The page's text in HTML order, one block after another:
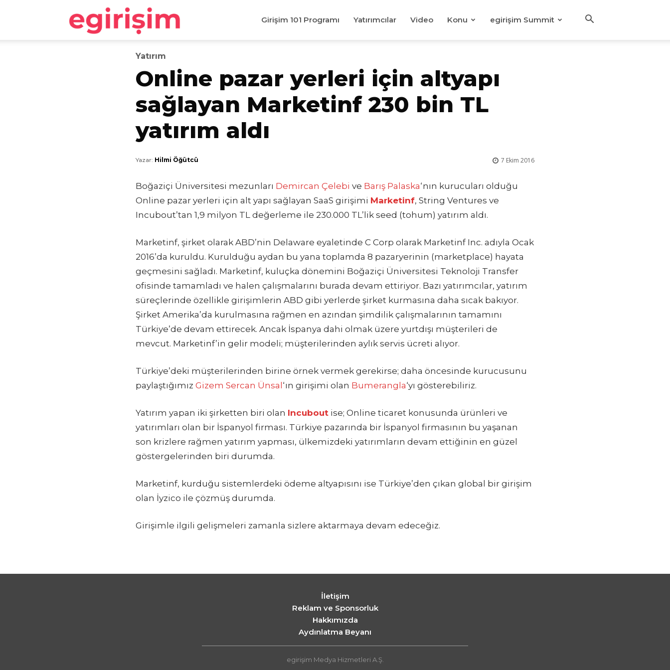
egirişim Girişim 101 Programı Yatırımcılar Video Konu egirişim Summit
Yatırım
Online pazar yerleri için altyapı
sağlayan Marketinf 230 bin TL
yatırım aldı
7 Ekim 2016
Yazar: Hilmi Öğütcü
Boğaziçi Üniversitesi mezunları Demircan Çelebi ve Barış Palaska‘nın kurucuları olduğu
Online pazar yerleri için alt yapı sağlayan SaaS girişimi Marketinf, String Ventures ve
Incubout’tan 1,9 milyon TL değerleme ile 230.000 TL’lik seed (tohum) yatırım aldı.
Marketinf, şirket olarak ABD’nin Delaware eyaletinde C Corp olarak Marketinf Inc. adıyla Ocak
2016’da kuruldu. Kurulduğu aydan bu yana toplamda 8 pazaryerinin (marketplace) hayata
geçmesini sağladı. Marketinf, kuluçka dönemini Boğaziçi Üniversitesi Teknoloji Transfer
ofisinde tamamladı ve halen çalışmalarını burada devam ettiriyor. Bazı yatırımcılar, yatırım
süreçlerinde özellikle girişimlerin ABD gibi yerlerde şirket kurmasına daha sıcak bakıyor.
Şirket Amerika’da kurulmasına rağmen en azından şimdilik çalışmalarının tamamını
Türkiye’de devam ettirecek. Ancak İspanya dahi olmak üzere yurtdışı müşterileri de
mevcut. Marketinf’in gelir modeli; müşterilerinden aylık servis ücreti alıyor.
Türkiye’deki müşterilerinden birine örnek vermek gerekirse; daha öncesinde kurucusunu
paylaştığımız Gizem Sercan Ünsal ‘ın girişimi olan Bumerangla‘yı gösterebiliriz.
Yatırım yapan iki şirketten biri olan Incubout ise; Online ticaret konusunda ürünleri ve
yatırımları olan bir İspanyol firması. Türkiye pazarında bir İspanyol firmasının bu yaşanan
son krizlere rağmen yatırım yapması, ülkemizdeki yatırımların devam ettiğinin en güzel
göstergelerinden biri durumda.
Marketinf, kurduğu sistemlerdeki ödeme altyapısını ise Türkiye’den çıkan global bir girişim
olan İyzico ile çözmüş durumda.
Girişimle ilgili gelişmeleri zamanla sizlere aktarmaya devam edeceğiz.
İletişim
Reklam ve Sponsorluk
Hakkımızda
Aydınlatma Beyanı
egirişim Medya Hizmetleri A.Ş.